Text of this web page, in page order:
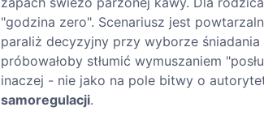
"godzina zero". Scenariusz jest
paraliż decyzyjny przy wyborze
próbowałoby stłumić wymuszaniem
inaczej - nie jako na pole bitwy o
samoregulacji.